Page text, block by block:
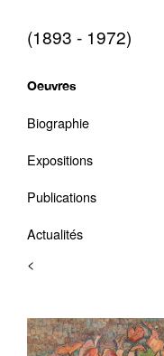
(1893 - 1972)
Oeuvres
Biographie
Expositions
Publications
Actualités
<